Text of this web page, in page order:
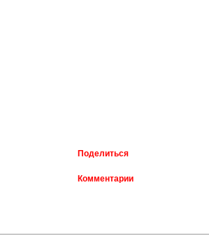
Поделиться
Комментарии